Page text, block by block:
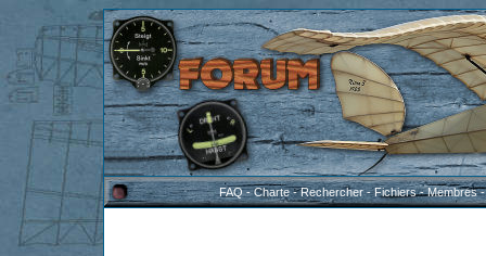
FAQ-Charte-Rechercher-Fichiers-Membres